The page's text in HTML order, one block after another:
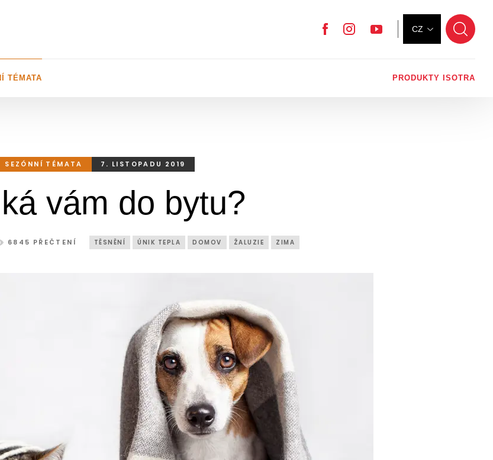
CZ
YouTube
Instagram
Facebook
TÉMATA PRODUKTY ISOTRA
SEZÓNNÍ TÉMATA 7. LISTOPADU 2019
vám do bytu?
6845 PŘEČTENÍ TĚSNĚNÍ ÚNIK TEPLA DOMOV ŽALUZIE ZIMA